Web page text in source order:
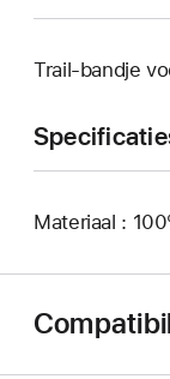
Trail-bandje
Materiaal :